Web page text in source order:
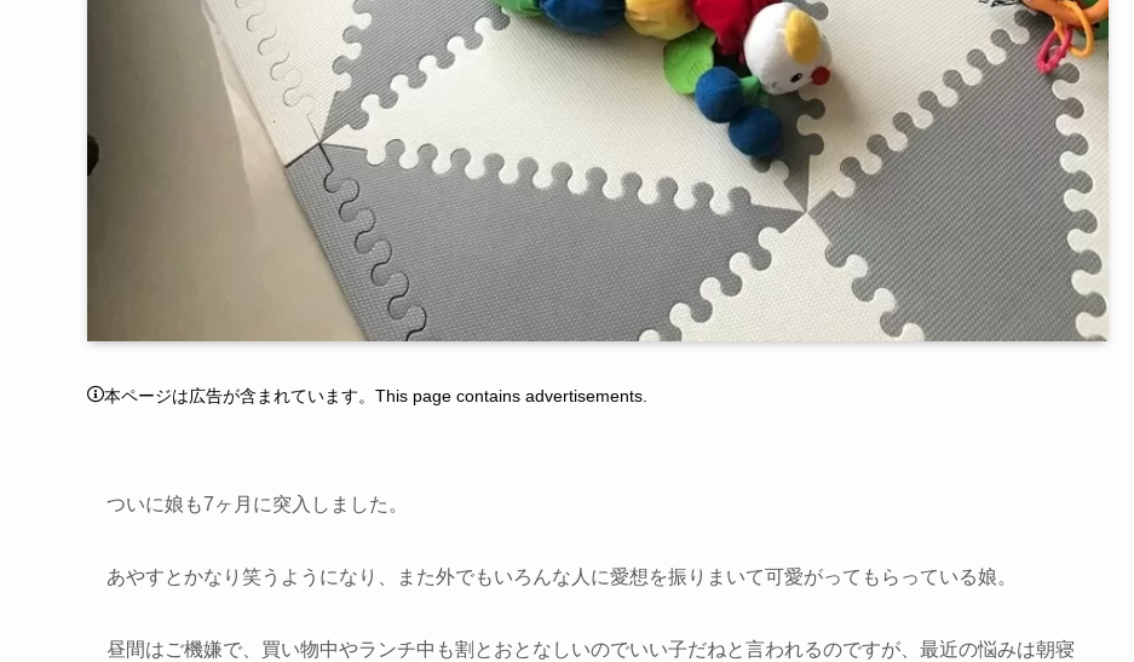
本ページは広告が含まれています。This page contains advertisements.
ついに娘も7ヶ月に突入しました。
あやすとかなり笑うようになり、また外でもいろんな人に愛想を振りまいて可愛がってもらっている娘。
昼間はご機嫌で、買い物中やランチ中も割とおとなしいのでいい子だねと言われるのですが、最近の悩みは朝寝